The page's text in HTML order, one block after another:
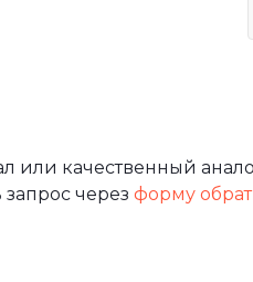
качественный
запрос через форму